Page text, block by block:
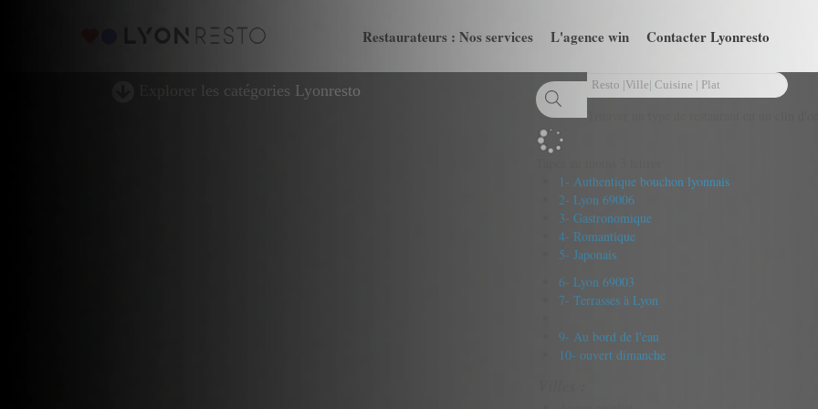
Restaurateurs : Nos services L'agence win Contacter Lyonresto
Explorer les catégories Lyonresto
1- Authentique bouchon lyonnais
2- Lyon 69006
3- Gastronomique
4- Romantique
5- Japonais
6- Lyon 69003
7- Terrasses à Lyon
9- Au bord de l'eau
10- ouvert dimanche